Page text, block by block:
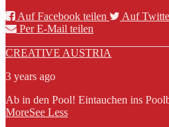
Auf Facebook teilen
Auf
Per E-Mail teilen
CREATIVE AUSTRIA
3 years ago
Ab in den Pool! Eintauchen ins
MoreSee Less